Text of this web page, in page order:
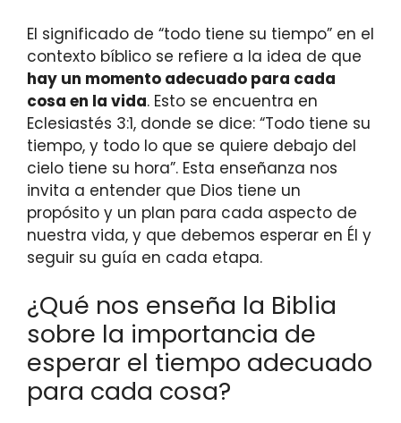
El significado de “todo tiene su tiempo” en el
contexto bíblico se refiere a la idea de que
hay un momento adecuado para cada
cosa en la vida. Esto se encuentra en
Eclesiastés 3:1, donde se dice: “Todo tiene su
tiempo, y todo lo que se quiere debajo del
cielo tiene su hora”. Esta enseñanza nos
invita a entender que Dios tiene un
propósito y un plan para cada aspecto de
nuestra vida, y que debemos esperar en Él y
seguir su guía en cada etapa.
¿Qué nos enseña la Biblia
sobre la importancia de
esperar el tiempo adecuado
para cada cosa?